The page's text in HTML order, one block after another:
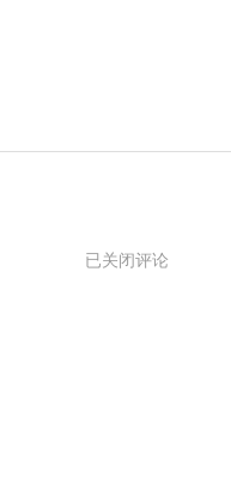
蓝
已关闭评论